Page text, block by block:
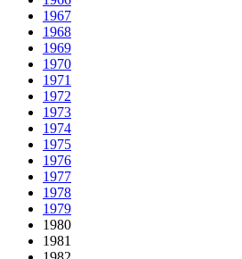
1967
1968
1969
1970
1971
1972
1973
1974
1975
1976
1977
1978
1979
1980
1981